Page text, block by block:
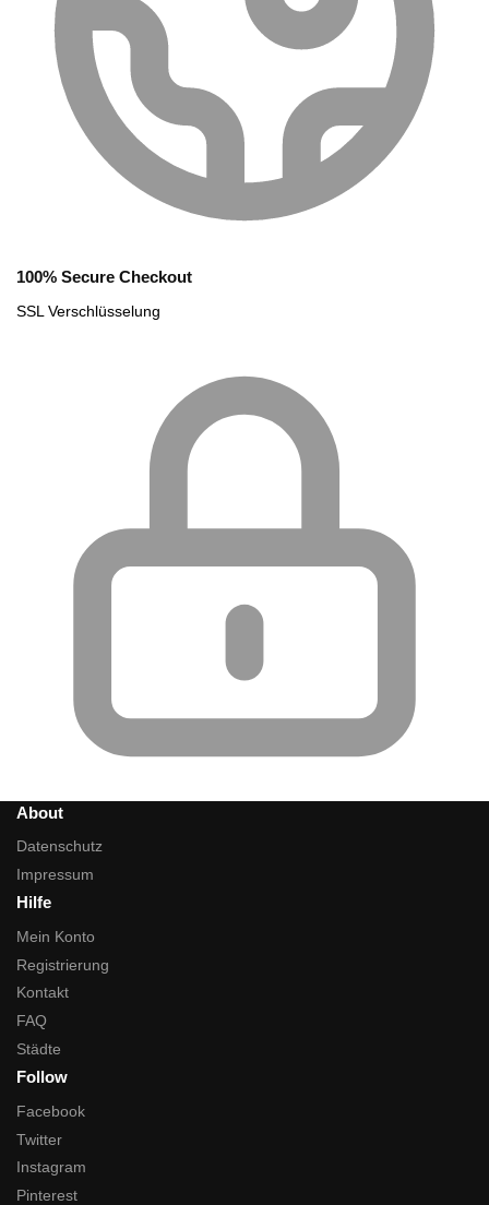
100% Secure Checkout
SSL Verschlüsselung
About
Datenschutz
Impressum
Hilfe
Mein Konto
Registrierung
Kontakt
FAQ
Städte
Follow
Facebook
Twitter
Instagram
Pinterest